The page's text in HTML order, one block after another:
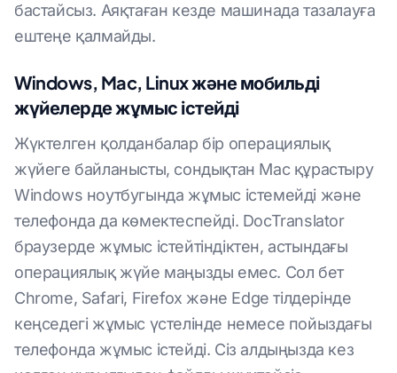
бастайсыз. Аяқтаған кезде машинада тазалауға
ештеңе қалмайды.
Windows, Mac, Linux және мобильді
жүйелерде жұмыс істейді
Жүктелген қолданбалар бір операциялық
жүйеге байланысты, сондықтан Mac құрастыру
Windows ноутбугында жұмыс істемейді және
телефонда да көмектеспейді. DocTranslator
браузерде жұмыс істейтіндіктен, астындағы
операциялық жүйе маңызды емес. Сол бет
Chrome, Safari, Firefox және Edge тілдерінде
кеңседегі жұмыс үстелінде немесе пойыздағы
телефонда жұмыс істейді. Сіз алдыңызда кез